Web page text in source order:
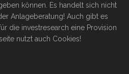
können. Es handelt sich nicht
Anlageberatung! Auch gibt es
die investresearch eine Provision
nutzt auch Cookies!